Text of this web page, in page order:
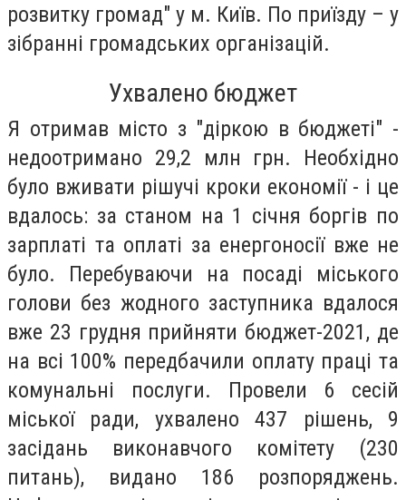
розвитку громад" у м. Київ. По приїзду – у
зібранні громадських організацій.
Ухвалено бюджет
Я отримав місто з "діркою в бюджеті" -
недоотримано 29,2 млн грн. Необхідно
було вживати рішучі кроки економії - і це
вдалось: за станом на 1 січня боргів по
зарплаті та оплаті за енергоносії вже не
було. Перебуваючи на посаді міського
голови без жодного заступника вдалося
вже 23 грудня прийняти бюджет-2021, де
на всі 100% передбачили оплату праці та
комунальні послуги. Провели 6 сесій
міської ради, ухвалено 437 рішень, 9
засідань виконавчого комітету (230
питань), видано 186 розпоряджень.